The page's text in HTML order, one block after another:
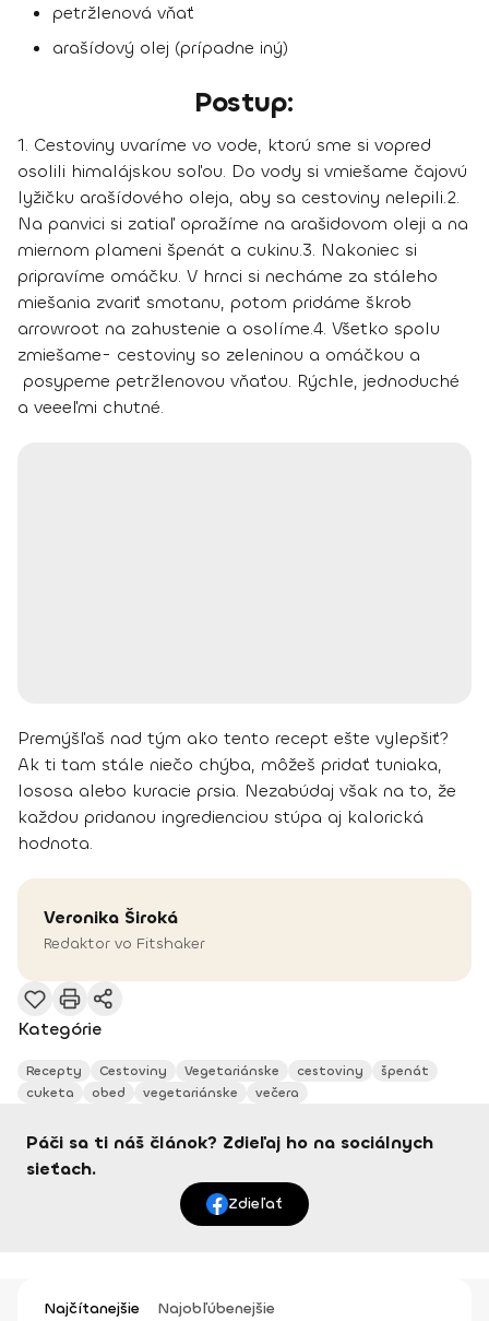
petržlenová vňať
arašídový olej (prípadne iný)
Postup:
1. Cestoviny uvaríme vo vode, ktorú sme si vopred
osolili himalájskou soľou. Do vody si vmiešame čajovú
lyžičku arašídového oleja, aby sa cestoviny nelepili.2.
Na panvici si zatiaľ opražíme na arašidovom oleji a na
miernom plameni špenát a cukinu.3. Nakoniec si
pripravíme omáčku. V hrnci si necháme za stáleho
miešania zvariť smotanu, potom pridáme škrob
arrowroot na zahustenie a osolíme.4. Všetko spolu
zmiešame- cestoviny so zeleninou a omáčkou a
posypeme petržlenovou vňaťou. Rýchle, jednoduché
a veeeľmi chutné.
Premýšľaš nad tým ako tento recept ešte vylepšiť?
Ak ti tam stále niečo chýba, môžeš pridať tuniaka,
lososa alebo kuracie prsia. Nezabúdaj však na to, že
každou pridanou ingredienciou stúpa aj kalorická
hodnota.
Veronika Široká
Redaktor vo Fitshaker
Kategórie
Recepty Cestoviny Vegetariánske cestoviny
špenát
cuketa
obed vegetariánske večera
Páči sa ti náš článok? Zdieľaj ho na sociálnych
sieťach.
Zdieľať
Najčítanejšie Najobľúbenejšie